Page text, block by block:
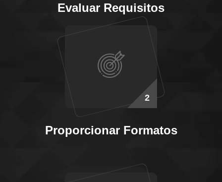
Evaluar Requisitos
2
Proporcionar Formatos